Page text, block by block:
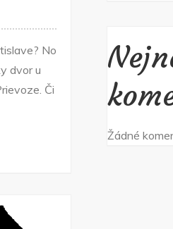
No
dvor u
Či
Žádné